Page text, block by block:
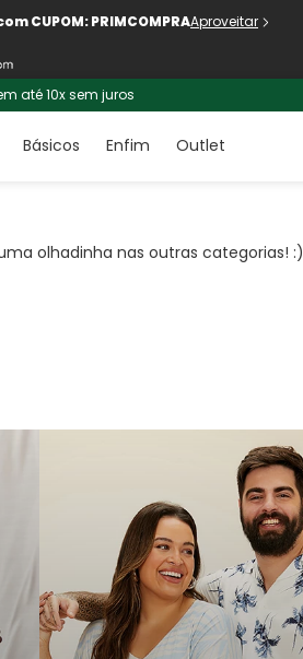
CUPOM: PRIMCOMPRAAproveitar
até 10x sem juros
Básicos Enfim Outlet
olhadinha nas outras categorias! :)